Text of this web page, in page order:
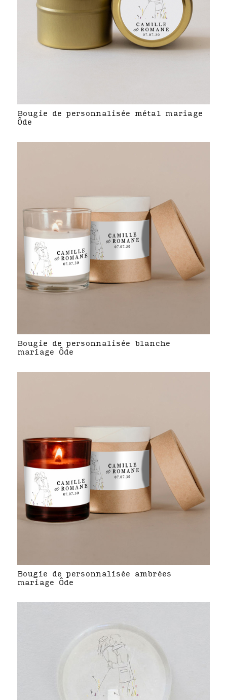
Bougie de personnalisée métal mariage
Ôde
Bougie de personnalisée blanche
mariage Ôde
Bougie de personnalisée ambrées
mariage Ôde